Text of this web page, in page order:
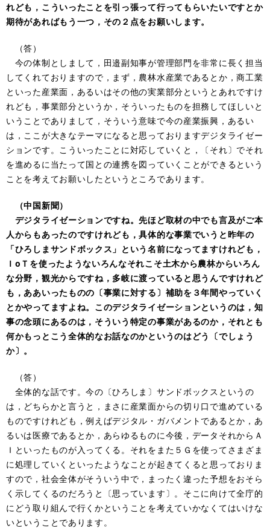
れども，こういったことを引っ張って行ってもらいたいですとか
期待があればもう一つ，その２点をお願いします。
（答）
今の体制としまして，田邉副知事が管理部門を非常に長く担当
してくれておりますので，まず，農林水産業であるとか，商工業
といった産業面，あるいはその他の実業部分というとあれですけ
れども，事業部分というか，そういったものを担務してほしいと
いうことでありまして，そういう意味で今の産業振興，あるい
は，ここが大きなテーマになると思っておりますデジタライゼー
ションです。こういったことに対応していくと，〔それ〕でそれ
を進めるに当たって国との連携を図っていくことができるという
ことを考えてお願いしたというところであります。
（中国新聞）
デジタライゼーションですね。先ほど取材の中でも言及がご本
人からもあったのですけれども，具体的な事業でいうと昨年の
「ひろしまサンドボックス」という名前になってますけれども，
ＩoＴを使ったようないろんなそれこそ土木から農林からいろん
な分野，観光からですね，多岐に渡っていると思うんですけれど
も，ああいったものの〔事業に対する〕補助を３年間やっていく
とかやってますよね。このデジタライゼーションというのは，知
事の念頭にあるのは，そういう特定の事業があるのか，それとも
何かもっとこう全体的なお話なのかというのはどう〔でしょう
か〕。
（答）
全体的な話です。今の〔ひろしま〕サンドボックスというの
は，どちらかと言うと，まさに産業面からの切り口で進めている
ものですけれども，例えばデジタル・ガバメントであるとか，あ
るいは医療であるとか，あらゆるものに今後，データそれからＡ
Ｉといったものが入ってくる。それをまた５Ｇを使ってさまざま
に処理していくといったようなことが起きてくると思っておりま
すので，社会全体がそういう中で，まったく違った予想をおそら
く示してくるのだろうと〔思っています〕。そこに向けて全庁的
にどう取り組んで行くかということを考えていかなくてはいけな
いということであります。